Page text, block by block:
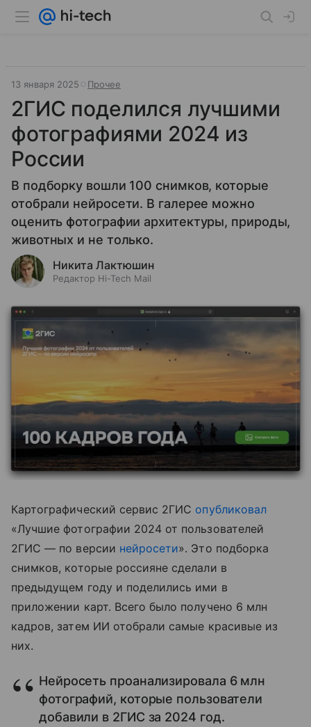
13 января 2025 Прочее
2ГИС поделился лучшими
фотографиями 2024 из
России
В подборку вошли 100 снимков, которые
отобрали нейросети. В галерее можно
оценить фотографии архитектуры, природы,
животных и не только.
Никита Лактюшин
Редактор Hi-Tech Mail
Картографический сервис 2ГИС опубликовал
«Лучшие фотографии 2024 от пользователей
2ГИС — по версии нейросети». Это подборка
снимков, которые россияне сделали в
предыдущем году и поделились ими в
приложении карт. Всего было получено 6 млн
кадров, затем ИИ отобрали самые красивые из
них.
Нейросеть проанализировала 6 млн
фотографий, которые пользователи
добавили в 2ГИС за 2024 год.